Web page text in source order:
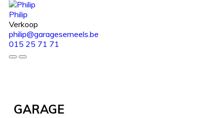
Philip
Verkoop
philip@garageserneels.be
015 25 71 71
GARAGE